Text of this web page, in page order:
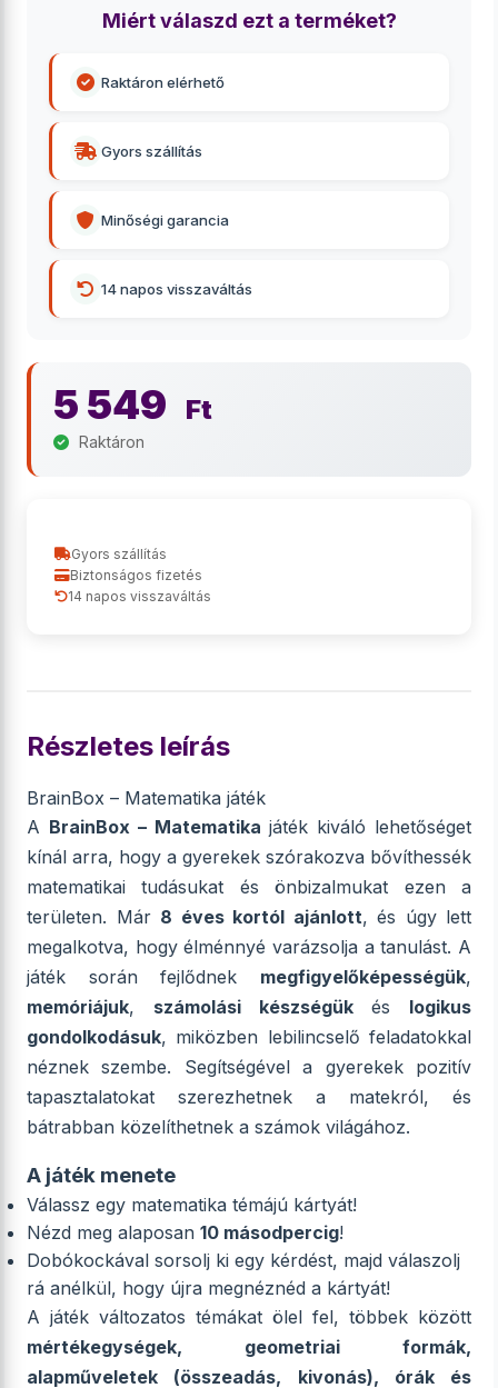
Miért válaszd ezt a terméket?
Raktáron elérhető
Gyors szállítás
Minőségi garancia
14 napos visszaváltás
5 549 Ft
Raktáron
Gyors szállítás
Biztonságos fizetés
14 napos visszaváltás
Részletes leírás
BrainBox – Matematika játék
A BrainBox – Matematika játék kiváló lehetőséget
kínál arra, hogy a gyerekek szórakozva bővíthessék
matematikai tudásukat és önbizalmukat ezen a
területen. Már 8 éves kortól ajánlott, és úgy lett
megalkotva, hogy élménnyé varázsolja a tanulást. A
játék során fejlődnek megfigyelőképességük,
memóriájuk, számolási készségükés logikus
gondolkodásuk, miközben lebilincselő feladatokkal
néznek szembe. Segítségével a gyerekek pozitív
tapasztalatokat szerezhetnek a matekról, és
bátrabban közelíthetnek a számok világához.
A játék menete
Válassz egy matematika témájú kártyát!
Nézd meg alaposan 10 másodpercig!
Dobókockával sorsolj ki egy kérdést, majd válaszolj
rá anélkül, hogy újra megnéznéd a kártyát!
A játék változatos témákat ölel fel, többek között
mértékegységek, geometriai formák,
alapműveletek (összeadás, kivonás), órák és